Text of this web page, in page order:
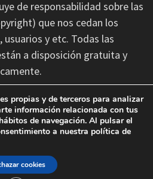
de responsabilidad sobre las
que nos cedan los
y etc. Todas las
a disposición gratuita y
de las erratas
de última hora que se
facilitada por terceros.
propias y de terceros para analizar
información relacionada con tus
de navegación. Al pulsar el
a nuestra política de
cookies